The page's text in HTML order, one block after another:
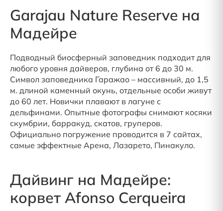
Garajau Nature Reserve на
Мадейре
Подводный биосферный заповедник подходит для
любого уровня дайверов, глубина от 6 до 30 м.
Символ заповедника Гаражао – массивный, до 1,5
м. длиной каменный окунь, отдельные особи живут
до 60 лет. Новички плавают в лагуне с
дельфинами. Опытные фотографы снимают косяки
скумбрии, барракуд, скатов, груперов.
Официально погружение проводится в 7 сайтах,
самые эффектные Арена, Лазарето, Пинакуло.
Дайвинг на Мадейре:
корвет Afonso Cerqueira